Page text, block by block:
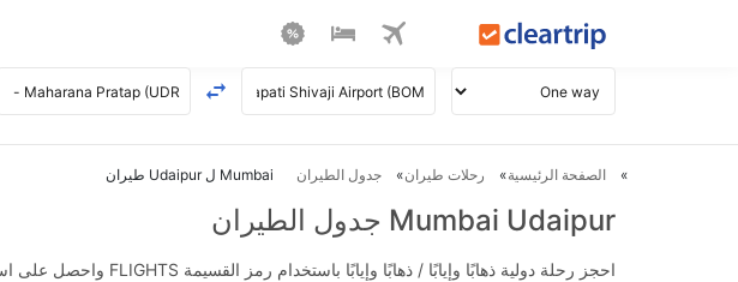
الصفحة الرئيسية رحلات طيران جدول الطيران Mumbai ل Udaipur طيران
Mumbai Udaipur جدول الطيران
احجز رحلة دولية ذهابًا وإيابًا / ذهابًا وإيابًا باستخدام رمز القسيمة FLIGHTS واحصل على استرداد نقدي فوري يصل إلى AED 700.